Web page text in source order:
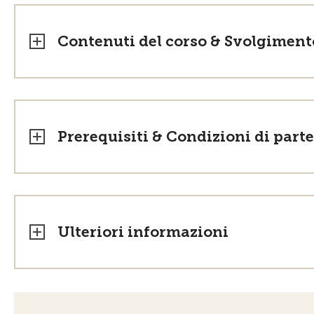
Contenuti del corso &
Prerequisiti & Condizioni di
Ulteriori informazioni